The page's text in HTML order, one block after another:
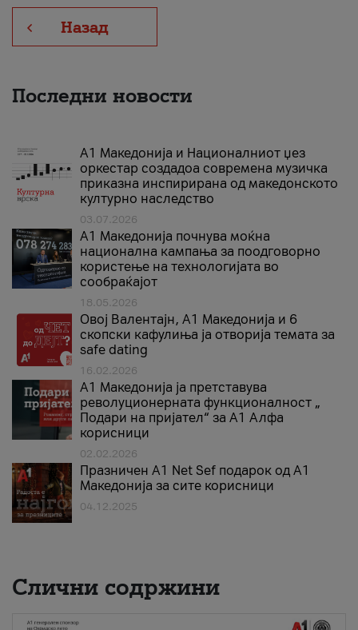
Назад
Последни новости
А1 Македонија и Националниот џез
оркестар создадоа современа музичка
приказна инспирирана од македонското
културно наследство
03.07.2026
A1 Македонија почнува моќна
национална кампања за поодговорно
користење на технологијата во
сообраќајот
18.05.2026
Овој Валентајн, A1 Македонија и 6
скопски кафулиња ја отворија темата за
safe dating
16.02.2026
А1 Македонија ја претставува
револуционерната функционалност „
Подари на пријател“ за А1 Алфа
корисници
02.02.2026
Празничен A1 Net Sеf подарок од А1
Македонија за сите корисници
04.12.2025
Слични содржини